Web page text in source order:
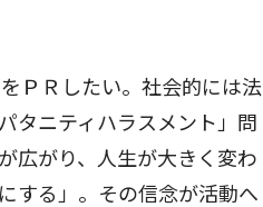
ＰＲしたい。社会的には法
タニティハラスメント」問
広がり、人生が大きく変わ
する」。その信念が活動へ